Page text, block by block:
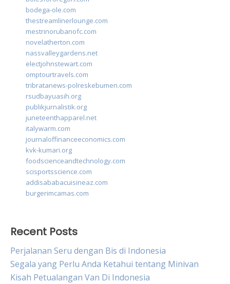
bodega-ole.com
thestreamlinerlounge.com
mestrinorubanofc.com
novelatherton.com
nassvalleygardens.net
electjohnstewart.com
omptourtravels.com
tribratanews-polreskebumen.com
rsudbayuasih.org
publikjurnalistik.org
juneteenthapparel.net
italywarm.com
journaloffinanceeconomics.com
kvk-kumari.org
foodscienceandtechnology.com
scisportsscience.com
addisababacuisineaz.com
burgerimcamas.com
Recent Posts
Perjalanan Seru dengan Bis di Indonesia
Segala yang Perlu Anda Ketahui tentang Minivan
Kisah Petualangan Van Di Indonesia